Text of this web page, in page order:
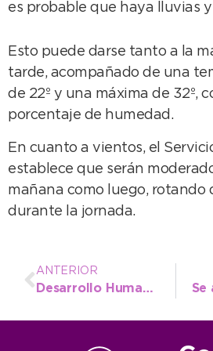
es probable que haya lluvias
Esto puede darse tanto a la
tarde, acompañado de una
de 22º y una máxima de 32º,
porcentaje de humedad.
En cuanto a vientos, el
establece que serán
mañana como luego, rotando
durante la jornada.
ANTERIOR
Desarrollo Humano entregó cenas navideñas para 300 familias locales